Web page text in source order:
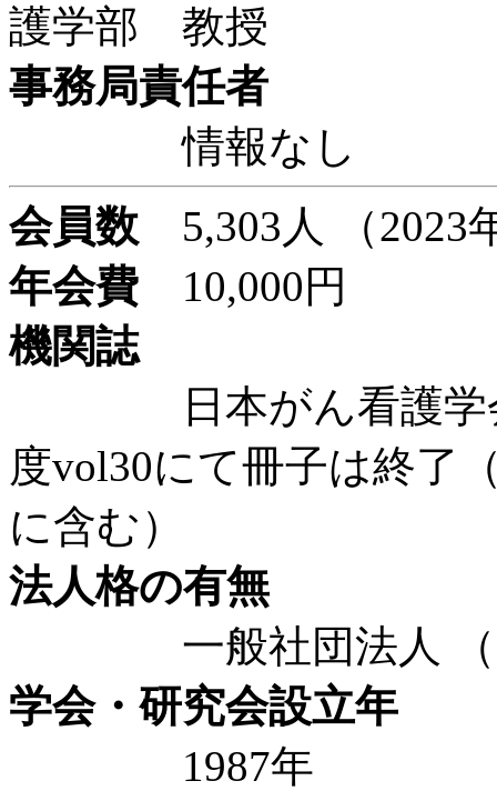
護学部 教授
事務局責任者
情報なし
会員数 5,303人 （2023
年会費 10,000円
機関誌
日本がん看護学会
度vol30にて冊子は終了
に含む）
法人格の有無
一般社団法人 （
学会・研究会設立年
1987年